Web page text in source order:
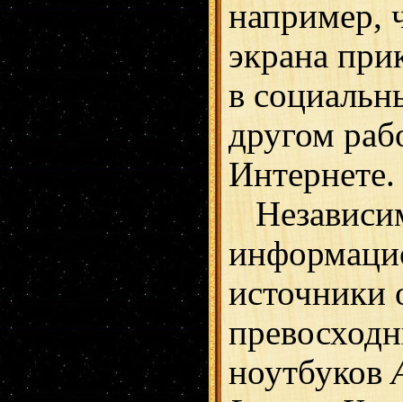
например,
экрана
в
другом
Интернете.
источники
ноутбуков